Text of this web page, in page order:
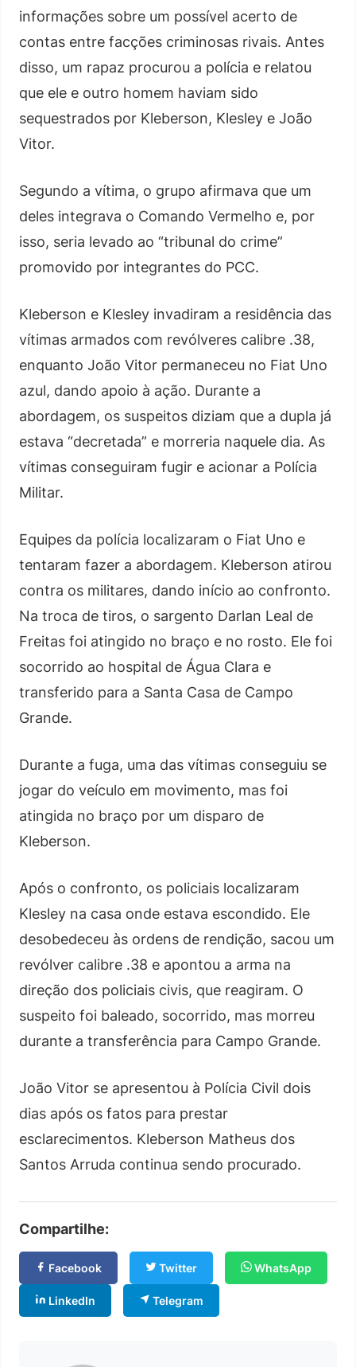
informações sobre um possível acerto de
contas entre facções criminosas rivais. Antes
disso, um rapaz procurou a polícia e relatou
que ele e outro homem haviam sido
sequestrados por Kleberson, Klesley e João
Vitor.
Segundo a vítima, o grupo afirmava que um
deles integrava o Comando Vermelho e, por
isso, seria levado ao “tribunal do crime”
promovido por integrantes do PCC.
Kleberson e Klesley invadiram a residência das
vítimas armados com revólveres calibre .38,
enquanto João Vitor permaneceu no Fiat Uno
azul, dando apoio à ação. Durante a
abordagem, os suspeitos diziam que a dupla já
estava “decretada” e morreria naquele dia. As
vítimas conseguiram fugir e acionar a Polícia
Militar.
Equipes da polícia localizaram o Fiat Uno e
tentaram fazer a abordagem. Kleberson atirou
contra os militares, dando início ao confronto.
Na troca de tiros, o sargento Darlan Leal de
Freitas foi atingido no braço e no rosto. Ele foi
socorrido ao hospital de Água Clara e
transferido para a Santa Casa de Campo
Grande.
Durante a fuga, uma das vítimas conseguiu se
jogar do veículo em movimento, mas foi
atingida no braço por um disparo de
Kleberson.
Após o confronto, os policiais localizaram
Klesley na casa onde estava escondido. Ele
desobedeceu às ordens de rendição, sacou um
revólver calibre .38 e apontou a arma na
direção dos policiais civis, que reagiram. O
suspeito foi baleado, socorrido, mas morreu
durante a transferência para Campo Grande.
João Vitor se apresentou à Polícia Civil dois
dias após os fatos para prestar
esclarecimentos. Kleberson Matheus dos
Santos Arruda continua sendo procurado.
Compartilhe:
Facebook Twitter WhatsApp
LinkedIn Telegram